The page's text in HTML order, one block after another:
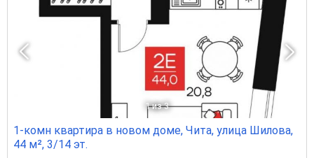
1 из 3
1-комн квартира в новом доме, Чита, улица Шилова,
44 м², 3/14 эт.